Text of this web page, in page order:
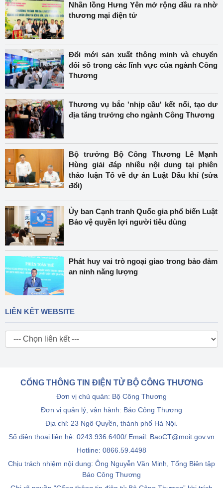
Nhãn lồng Hưng Yên mở rộng đầu ra nhờ
thương mại điện tử
Đổi mới sản xuất thông minh và chuyển
đổi số trong các lĩnh vực của ngành Công
Thương
Thương vụ bắc 'nhịp cầu' kết nối, tạo dư
địa tăng trưởng cho ngành Công Thương
Bộ trưởng Bộ Công Thương Lê Mạnh
Hùng giải đáp nhiều nội dung tại phiên
thảo luận Tổ về dự án Luật Dầu khí (sửa
đổi)
Ủy ban Cạnh tranh Quốc gia phổ biến Luật
Bảo vệ quyền lợi người tiêu dùng
Phát huy vai trò ngoại giao trong bảo đảm
an ninh năng lượng
LIÊN KẾT WEBSITE
CỔNG THÔNG TIN ĐIỆN TỬ BỘ CÔNG THƯƠNG
Đơn vị chủ quản: Bộ Công Thương
Đơn vị quản lý, vận hành: Báo Công Thương
Địa chỉ: 23 Ngô Quyền, thành phố Hà Nội.
Số điện thoại liên hệ: 0243.936.6400/ Email: BaoCT@moit.gov.vn
Hotline: 0866.59.4498
Chịu trách nhiệm nội dung: Ông Nguyễn Văn Minh, Tổng Biên tập
Báo Công Thương